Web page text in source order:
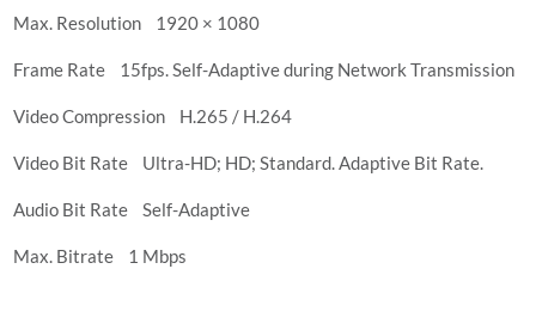
Max. Resolution 1920 × 1080
Frame Rate 15fps. Self-Adaptive during Network Transmission
Video Compression H.265 / H.264
Video Bit Rate Ultra-HD; HD; Standard. Adaptive Bit Rate.
Audio Bit Rate Self-Adaptive
Max. Bitrate 1 Mbps